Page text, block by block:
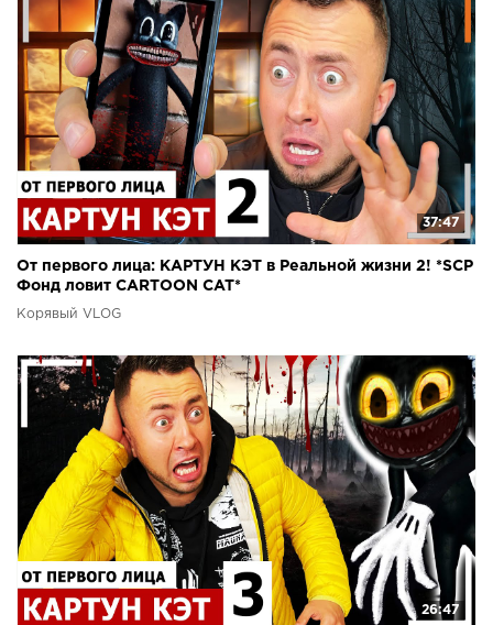
37:47
От первого лица: КАРТУН КЭТ в Реальной жизни 2! *SCP
Фонд ловит CARTOON CAT*
Корявый VLOG
26:47